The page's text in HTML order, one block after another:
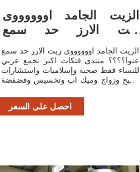
الزيت الجامد اووووووى
زيت الارز حد سمع
عنوا؟؟؟؟ منتدى فتكات
الزيت الجامد اووووووى زيت الارز حد سمع
عنوا؟؟؟؟ منتدى فتكات اكبر تجمع عربي
للنساء فقط صحبة وإسلاميات واستشارات
وطبخ وزواج وميك اب وتخسيس وفضفضة
يهم المرأة
احصل على السعر